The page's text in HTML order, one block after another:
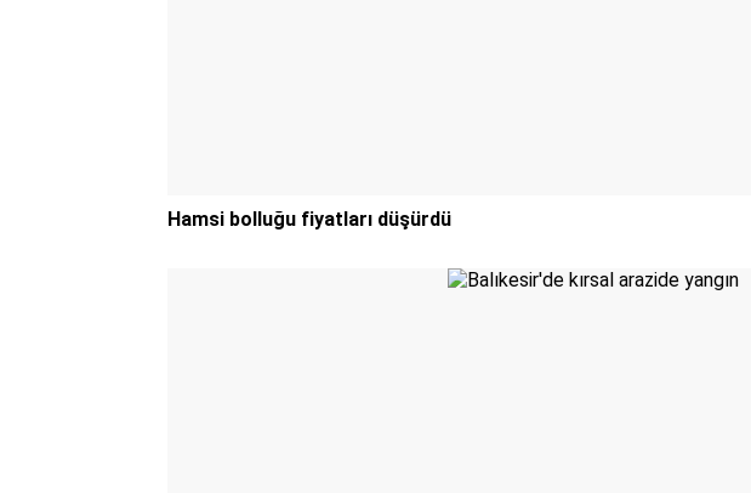
Hamsi bolluğu fiyatları düşürdü